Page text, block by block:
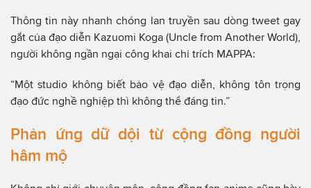
Thông tin này nhanh chóng lan truyền sau dòng tweet gay
gắt của đạo diễn Kazuomi Koga (Uncle from Another World),
người không ngần ngại công khai chỉ trích MAPPA:
“Một studio không biết bảo vệ đạo diễn, không tôn trọng
đạo đức nghề nghiệp thì không thể đáng tin.”
Phản ứng dữ dội từ cộng đồng người
hâm mộ